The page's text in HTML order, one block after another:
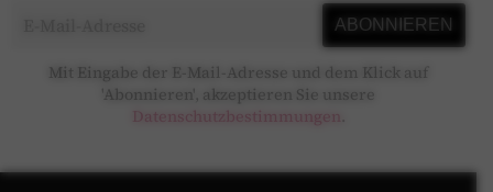
Mit Eingabe der E-Mail-Adresse und dem Klick auf
'Abonnieren', akzeptieren Sie unsere
Datenschutzbestimmungen.